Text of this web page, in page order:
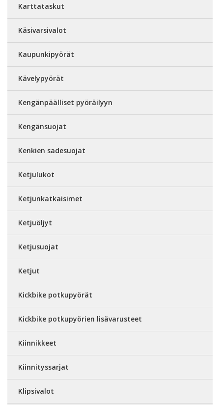
Karttataskut
Käsivarsivalot
Kaupunkipyörät
Kävelypyörät
Kengänpäälliset pyöräilyyn
Kengänsuojat
Kenkien sadesuojat
Ketjulukot
Ketjunkatkaisimet
Ketjuöljyt
Ketjusuojat
Ketjut
Kickbike potkupyörät
Kickbike potkupyörien lisävarusteet
Kiinnikkeet
Kiinnityssarjat
Klipsivalot